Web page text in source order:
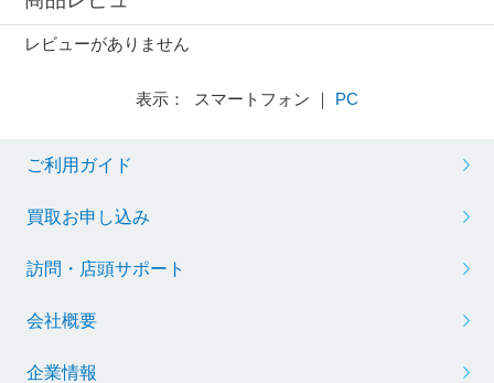
レビューがありません
表示： スマートフォン ｜ PC
ご利用ガイド
買取お申し込み
訪問・店頭サポート
会社概要
企業情報